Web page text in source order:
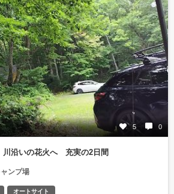
5 0
川沿いの花火へ 充実の2日間
ンプ場
オートサイト